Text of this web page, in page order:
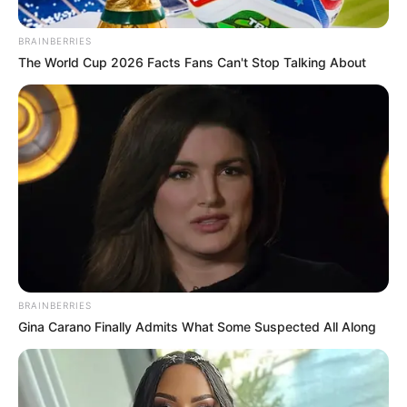
Camila Díaz - RCN Radio
Vagón Regiotram de occidente
Por:Camila Díaz
Julio 17, 2025
BRAINBERRIES
The World Cup 2026 Facts Fans Can't Stop Talking About
BRAINBERRIES
Gina Carano Finally Admits What Some Suspected All Along